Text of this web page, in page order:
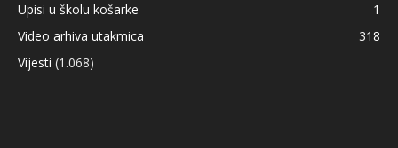
Upisi u školu košarke
1
Video arhiva utakmica
318
Vijesti (1.068)